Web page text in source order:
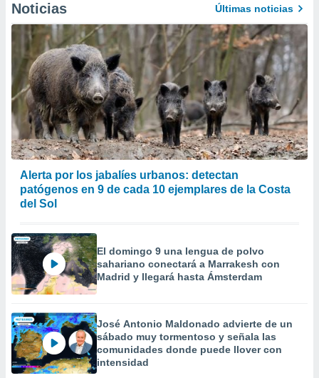
Noticias Últimas noticias
Alerta por los jabalíes urbanos: detectan
patógenos en 9 de cada 10 ejemplares de la Costa
del Sol
El domingo 9 una lengua de polvo
sahariano conectará a Marrakesh con
Madrid y llegará hasta Ámsterdam
José Antonio Maldonado advierte de un
sábado muy tormentoso y señala las
comunidades donde puede llover con
intensidad